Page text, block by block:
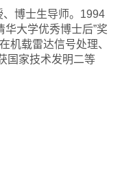
博士生导师。1994
大学优秀博士后”奖
机载雷达信号处理、
国家技术发明二等